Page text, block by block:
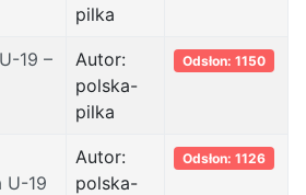
pilka
19 –
Autor:
polska-
pilka
Odsłon: 1150
U-19
Autor:
polska-
Odsłon: 1126